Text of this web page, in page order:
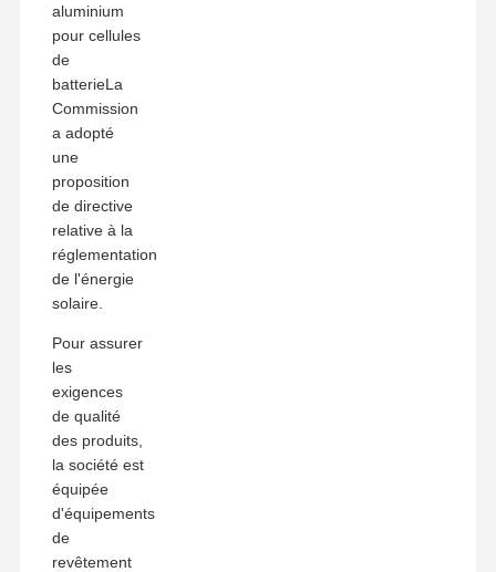
aluminium
pour cellules
de
batterieLa
Commission
a adopté
une
proposition
de directive
relative à la
réglementation
de l'énergie
solaire.
Pour assurer
les
exigences
de qualité
des produits,
la société est
équipée
d'équipements
de
revêtement